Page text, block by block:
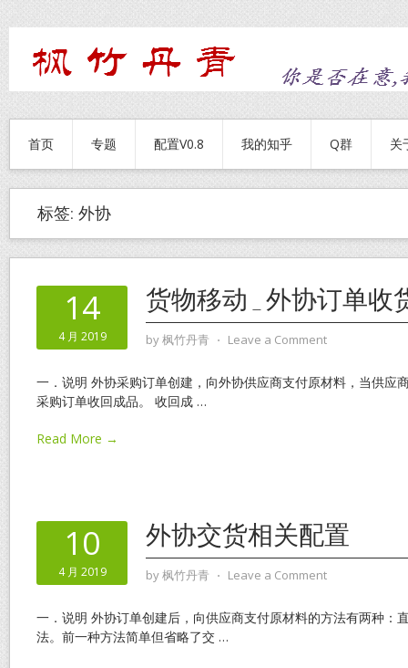
首页 专题 配置V0.8 我的知乎 Q群 关
标签: 外协
14
4 月 2019
货物移动_外协订单收
by枫竹丹青 ⋅ Leave a Comment
一．说明 外协采购订单创建，向外协供应商支付原材料，当供应
采购订单收回成品。 收回成 …
Read More →
10
4 月 2019
外协交货相关配置
by枫竹丹青 ⋅ Leave a Comment
一．说明 外协订单创建后，向供应商支付原材料的方法有两种：
法。前一种方法简单但省略了交 …